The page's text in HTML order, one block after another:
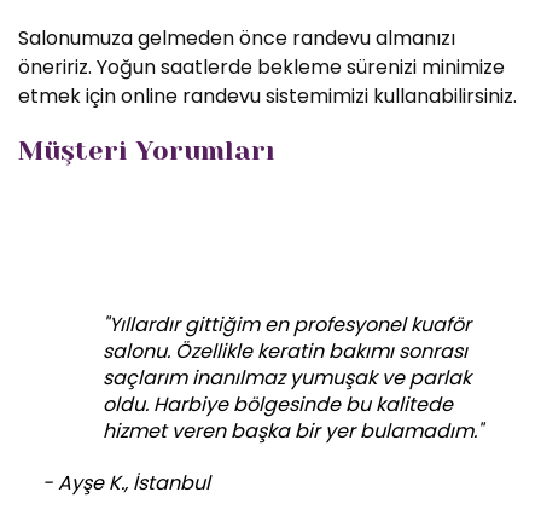
Salonumuza gelmeden önce randevu almanızı
öneririz. Yoğun saatlerde bekleme sürenizi minimize
etmek için online randevu sistemimizi kullanabilirsiniz.
Müşteri Yorumları
"Yıllardır gittiğim en profesyonel kuaför
salonu. Özellikle keratin bakımı sonrası
saçlarım inanılmaz yumuşak ve parlak
oldu. Harbiye bölgesinde bu kalitede
hizmet veren başka bir yer bulamadım."
- Ayşe K., İstanbul